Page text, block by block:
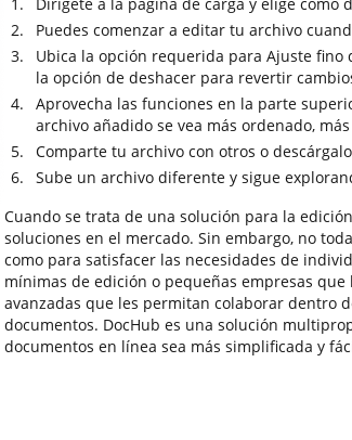
Puedes comenzar a editar tu archivo
Ubica la opción requerida para Ajuste
la opción de deshacer para revertir
Aprovecha las funciones en la parte
archivo añadido se vea más ordenado,
Comparte tu archivo con otros o
Sube un archivo diferente y sigue
Cuando se trata de una solución para la
soluciones en el mercado. Sin embargo, no
como para satisfacer las necesidades de
mínimas de edición o pequeñas empresas
avanzadas que les permitan colaborar dentro
documentos. DocHub es una solución
documentos en línea sea más simplificada y